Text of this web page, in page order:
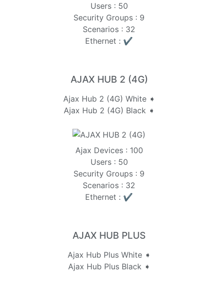
Users : 50
Security Groups : 9
Scenarios : 32
Ethernet : ✔️
AJAX HUB 2 (4G)
Ajax Hub 2 (4G) White ➧
Ajax Hub 2 (4G) Black ➧
Ajax Devices : 100
Users : 50
Security Groups : 9
Scenarios : 32
Ethernet : ✔️
AJAX HUB PLUS
Ajax Hub Plus White ➧
Ajax Hub Plus Black ➧